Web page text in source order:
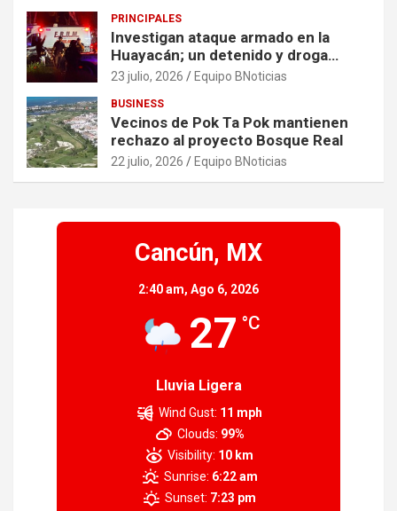
PRINCIPALES
Investigan ataque armado en la
Huayacán; un detenido y droga
asegurada tras persecución
23 julio, 2026 Equipo BNoticias
BUSINESS
Vecinos de Pok Ta Pok mantienen
rechazo al proyecto Bosque Real
22 julio, 2026 Equipo BNoticias
Cancún, MX
2:40 am, Ago 6, 2026
27 °C
Lluvia Ligera
Wind Gust: 11 mph
Clouds: 99%
Visibility: 10 km
Sunrise: 6:22 am
Sunset: 7:23 pm